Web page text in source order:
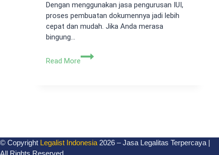
Dengan menggunakan jasa pengurusan IUI,
proses pembuatan dokumennya jadi lebih
cepat dan mudah. Jika Anda merasa
bingung…
Read More
Jasa
© Copyright Legalist Indonesia 2026 – Jasa Legalitas Terpercaya |
All Rights Reserved